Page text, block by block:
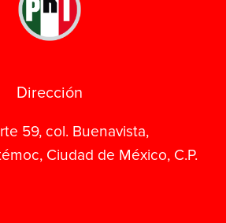
Dirección
59, col. Buenavista,
Ciudad de México, C.P.